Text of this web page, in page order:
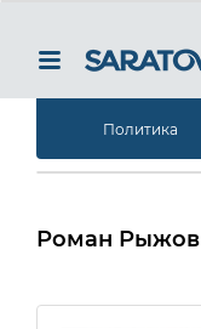
Политика
Роман Рыжов